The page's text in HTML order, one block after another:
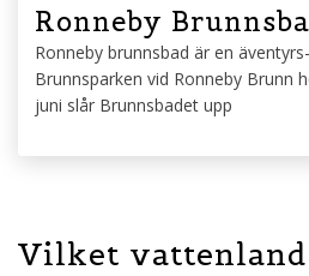
Ronneby
Ronneby brunnsbad är en
Brunnsparken vid Ronneby Brunn
juni slår Brunnsbadet upp
Vilket vattenland